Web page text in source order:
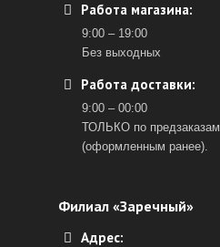
Работа магазина:
9:00 – 19:00
Без выходных
Работа доставки:
9:00 – 00:00
ТОЛЬКО по предзаказам
(оформленным ранее).
Филиал «Заречный»
Адрес: